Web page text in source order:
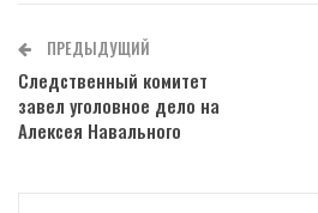
ПРЕДЫДУЩИЙ
Следственный комитет
завел уголовное дело на
Алексея Навального